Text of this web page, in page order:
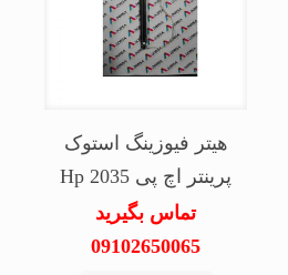
هیتر فیوزینگ استوک
پرینتر اچ پی Hp 2035
تماس بگیرید
09102650065